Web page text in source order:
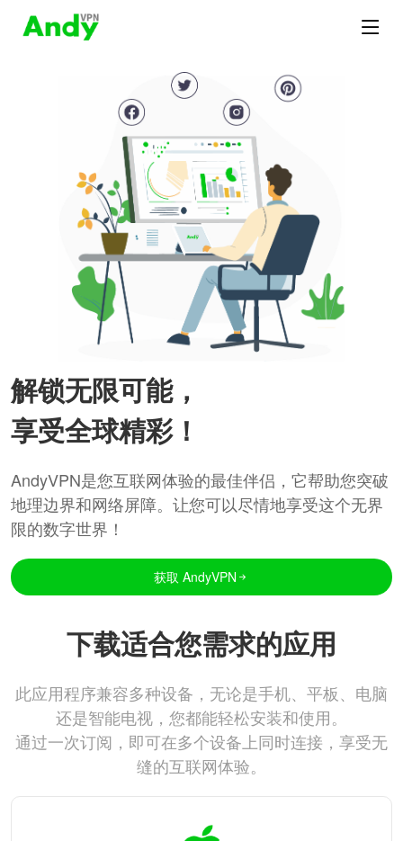
解锁无限可能，
享受全球精彩！
AndyVPN是您互联网体验的最佳伴侣，它帮助您突破
地理边界和网络屏障。让您可以尽情地享受这个无界
限的数字世界！
获取 AndyVPN
下载适合您需求的应用
此应用程序兼容多种设备，无论是手机、平板、电脑
还是智能电视，您都能轻松安装和使用。
通过一次订阅，即可在多个设备上同时连接，享受无
缝的互联网体验。